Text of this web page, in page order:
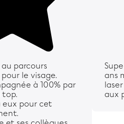
parcours
le visage.
à 100% par
top.
eux pour cet
ans
aux